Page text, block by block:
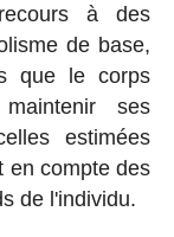
à des
de base,
que le corps
ses
estimées
en compte des
de l'individu.